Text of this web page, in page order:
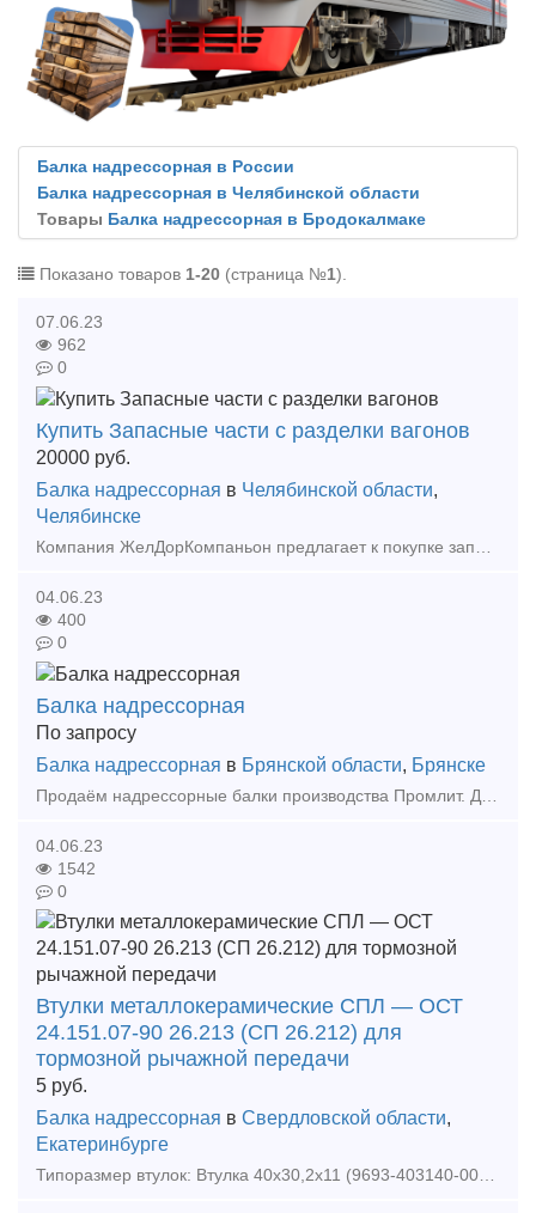
Балка надрессорная в России
Балка надрессорная в Челябинской области
Товары Балка надрессорная в Бродокалмаке
Показано товаров 1-20 (страница №1).
07.06.23
962
0
Купить Запасные части с разделки вагонов
20000 руб.
Балка надрессорная в Челябинской области,
Челябинске
04.06.23
400
0
Балка надрессорная
По запросу
Балка надрессорная в Брянской области, Брянске
04.06.23
1542
0
Втулки металлокерамические СПЛ — ОСТ
24.151.07-90 26.213 (СП 26.212) для
тормозной рычажной передачи
5 руб.
Балка надрессорная в Свердловской области,
Екатеринбурге